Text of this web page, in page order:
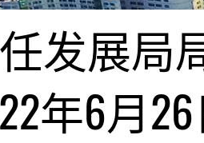
发展局
年6月